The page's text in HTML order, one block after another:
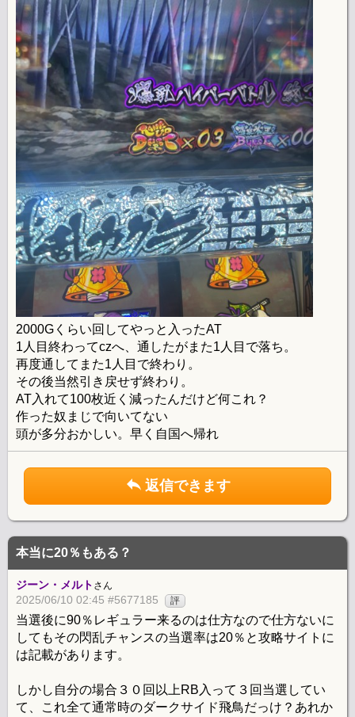
2000Gくらい回してやっと入ったAT
1人目終わってczへ、通したがまた1人目で落ち。
再度通してまた1人目で終わり。
その後当然引き戻せず終わり。
AT入れて100枚近く減ったんだけど何これ？
作った奴まじで向いてない
頭が多分おかしい。早く自国へ帰れ
返信できます
本当に20％もある？
ジーン・メルト さん
2025/06/10 02:45 #5677185 評
当選後に90％レギュラー来るのは仕方なので仕方ないに
してもその閃乱チャンスの当選率は20％と攻略サイトに
は記載があります。
しかし自分の場合３０回以上RB入って３回当選してい
て、これ全て通常時のダークサイド飛鳥だっけ？あれか